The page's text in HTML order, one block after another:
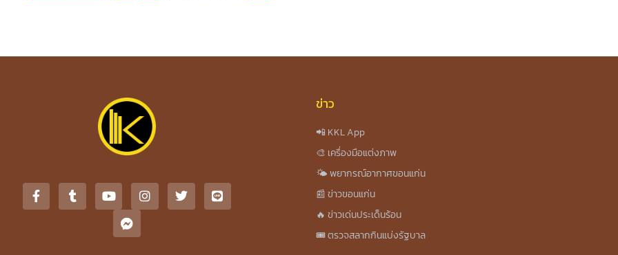
ข่าว
📲 KKL App
🎨 เครื่องมือแต่งภาพ
🌤️ พยากรณ์อากาศขอนแก่น
📰 ข่าวขอนแก่น
🔥 ข่าวเด่นประเด็นร้อน
🎟️ ตรวจสลากกินแบ่งรัฐบาล